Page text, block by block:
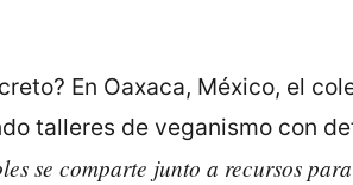
En Oaxaca, México, el
talleres de veganismo con
se comparte junto a recursos